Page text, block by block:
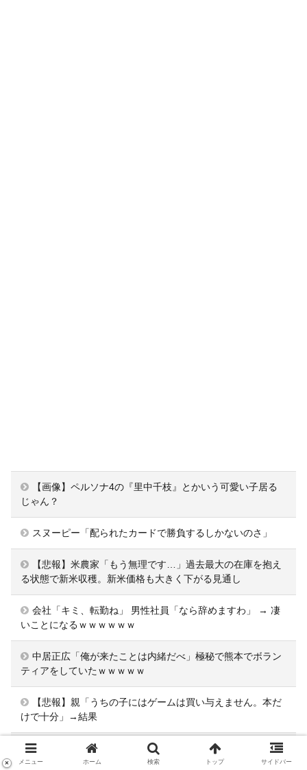
【画像】ペルソナ4の『里中千枝』とかいう可愛い子居る
じゃん？
スヌーピー「配られたカードで勝負するしかないのさ」
【悲報】米農家「もう無理です…」過去最大の在庫を抱え
る状態で新米収穫。新米価格も大きく下がる見通し
会社「キミ、転勤ね」 男性社員「なら辞めますわ」 → 凄
いことになるｗｗｗｗｗｗ
中居正広「俺が来たことは内緒だべ」極秘で熊本でボラン
ティアをしていたｗｗｗｗｗ
【悲報】親「うちの子にはゲームは買い与えません。本だ
けで十分」→結果
孤独のグルメ「お、良さそうなお店発見」→「まっ
ず！！！」←こうならないからおもんない
メニュー ホーム 検索 トップ サイドバー
×